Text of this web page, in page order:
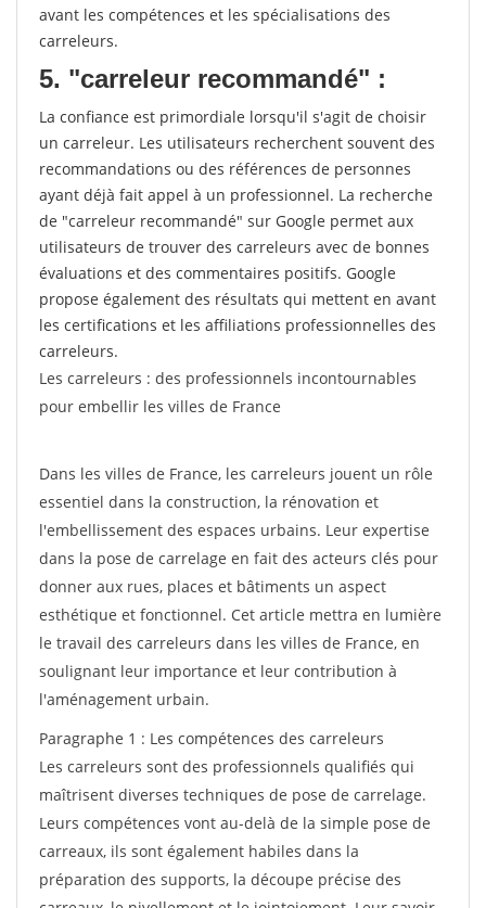
avant les compétences et les spécialisations des
carreleurs.
5. "carreleur recommandé" :
La confiance est primordiale lorsqu'il s'agit de choisir
un carreleur. Les utilisateurs recherchent souvent des
recommandations ou des références de personnes
ayant déjà fait appel à un professionnel. La recherche
de "carreleur recommandé" sur Google permet aux
utilisateurs de trouver des carreleurs avec de bonnes
évaluations et des commentaires positifs. Google
propose également des résultats qui mettent en avant
les certifications et les affiliations professionnelles des
carreleurs.
Les carreleurs : des professionnels incontournables
pour embellir les villes de France
Dans les villes de France, les carreleurs jouent un rôle
essentiel dans la construction, la rénovation et
l'embellissement des espaces urbains. Leur expertise
dans la pose de carrelage en fait des acteurs clés pour
donner aux rues, places et bâtiments un aspect
esthétique et fonctionnel. Cet article mettra en lumière
le travail des carreleurs dans les villes de France, en
soulignant leur importance et leur contribution à
l'aménagement urbain.
Paragraphe 1 : Les compétences des carreleurs
Les carreleurs sont des professionnels qualifiés qui
maîtrisent diverses techniques de pose de carrelage.
Leurs compétences vont au-delà de la simple pose de
carreaux, ils sont également habiles dans la
préparation des supports, la découpe précise des